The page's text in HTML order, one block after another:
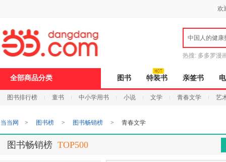
欢
中国人的健康
热搜: 多多罗漫
全部商品分类 图书 特装书 亲签书
图书排行榜 童书 中小学用书 小说 文学 青春文学 艺
打
开
无
障
页
加
当当网 > 图书榜 > 图书畅销榜 > 青春文学
图书畅销榜 TOP500